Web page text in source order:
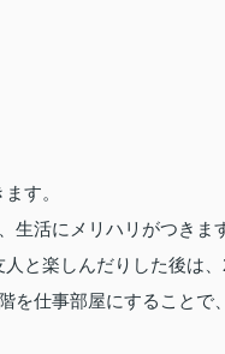
す。
生活にメリハリがつきま
と楽しんだりした後は
を仕事部屋にすること